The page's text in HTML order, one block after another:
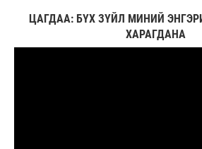
ЦАГДАА: БҮХ ЗҮЙЛ МИНИЙ
ХАРАГДАНА